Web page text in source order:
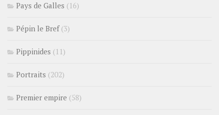
Pays de Galles (16)
Pépin le Bref(3)
Pippinides (11)
Portraits (202)
Premier empire (58)